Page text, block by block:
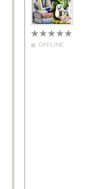
OFFLINE